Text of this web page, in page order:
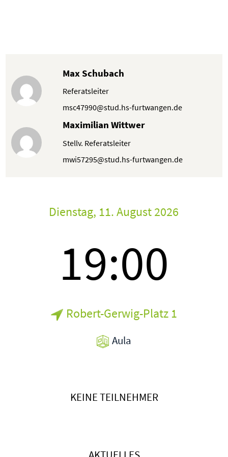
Max Schubach
Referatsleiter
msc47990@stud.hs-furtwangen.de
Maximilian Wittwer
Stellv. Referatsleiter
mwi57295@stud.hs-furtwangen.de
Dienstag, 11. August 2026
19:00
Robert-Gerwig-Platz 1
Aula
KEINE TEILNEHMER